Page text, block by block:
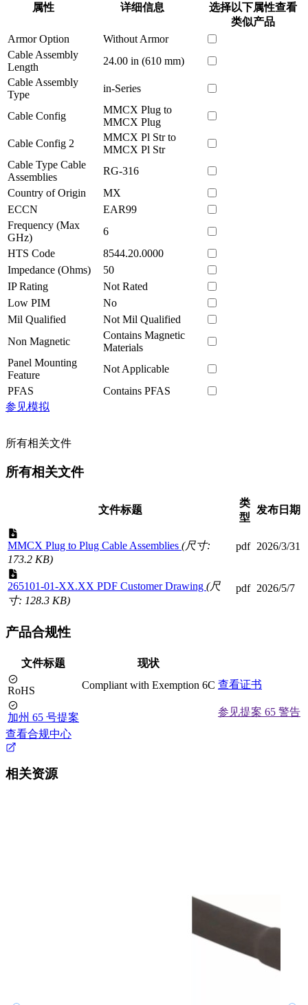
属性 详细信息
选择以下属性查看
类似产品
Armor Option
Without Armor
Cable Assembly
Length
24.00 in (610 mm)
Cable Assembly
Type
in-Series
Cable Config
MMCX Plug to
MMCX Plug
Cable Config 2
MMCX Pl Str to
MMCX Pl Str
Cable Type Cable
Assemblies
RG-316
Country of Origin
MX
ECCN
EAR99
Frequency (Max
GHz)
6
HTS Code
8544.20.0000
Impedance (Ohms)
50
IP Rating
Not Rated
Low PIM
No
Mil Qualified
Not Mil Qualified
Non Magnetic
Contains Magnetic
Materials
Panel Mounting
Feature
Not Applicable
PFAS
Contains PFAS
参见模拟
所有相关文件
所有相关文件
文件标题
类
型
发布日期
MMCX Plug to Plug Cable Assemblies (尺寸:
173.2 KB)
pdf 2026/3/31
265101-01-XX.XX PDF Customer Drawing (尺
寸: 128.3 KB)
pdf 2026/5/7
产品合规性
文件标题 现状
RoHS Compliant with Exemption 6C 查看证书
加州 65 号提案
参见提案 65 警告
查看合规中心
相关资源